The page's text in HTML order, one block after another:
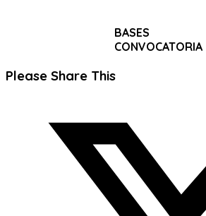
BASES
CONVOCATORIA
Please Share ThisCompartir